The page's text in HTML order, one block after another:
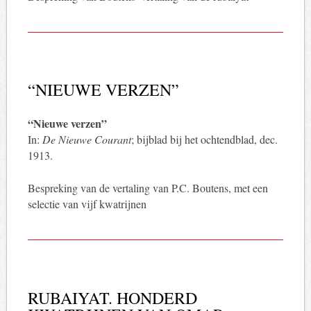
“NIEUWE VERZEN”
“Nieuwe verzen”
In: De Nieuwe Courant; bijblad bij het ochtendblad, dec.
1913.
Bespreking van de vertaling van P.C. Boutens, met een
selectie van vijf kwatrijnen
RUBAIYAT. HONDERD